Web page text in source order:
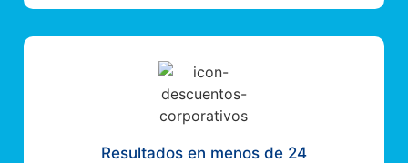
Resultados en menos de 24